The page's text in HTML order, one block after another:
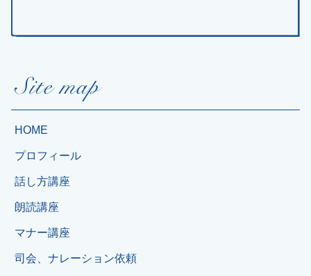
HOME
プロフィール
話し方講座
朗読講座
マナー講座
司会、ナレーション依頼